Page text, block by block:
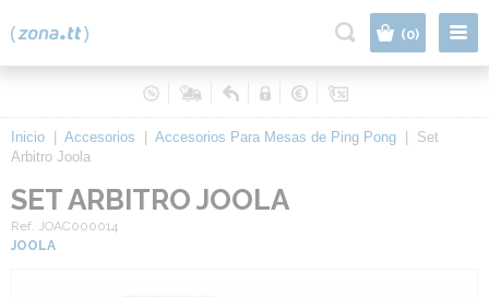
(0)
Inicio Accesorios Accesorios Para Mesas de Ping Pong
Set
Arbitro Joola
SET ARBITRO JOOLA
Ref. JOAC000014
JOOLA